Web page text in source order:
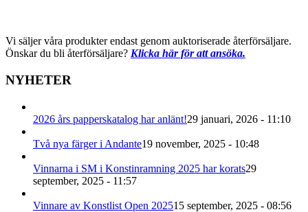
Vi säljer våra produkter endast genom auktoriserade återförsäljare.
Önskar du bli återförsäljare? Klicka här för att ansöka.
NYHETER
2026 års papperskatalog har anlänt!29 januari, 2026 - 11:10
Två nya färger i Andante19 november, 2025 - 10:48
Vinnarna i SM i Konstinramning 2025 har korats29
september, 2025 - 11:57
Vinnare av Konstlist Open 202515 september, 2025 - 08:56